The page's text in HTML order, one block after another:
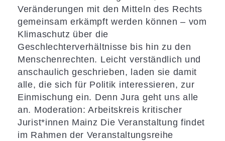
Veränderungen mit den Mitteln des Rechts
gemeinsam erkämpft werden können – vom
Klimaschutz über die
Geschlechterverhältnisse bis hin zu den
Menschenrechten. Leicht verständlich und
anschaulich geschrieben, laden sie damit
alle, die sich für Politik interessieren, zur
Einmischung ein. Denn Jura geht uns alle
an. Moderation: Arbeitskreis kritischer
Jurist*innen Mainz Die Veranstaltung findet
im Rahmen der Veranstaltungsreihe